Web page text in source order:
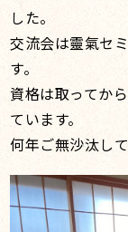
した。
交流会は靈氣セ
す。
資格は取ってか
ています。
何年ご無沙汰し